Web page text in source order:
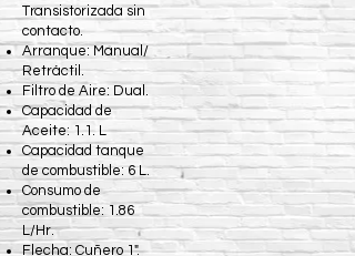
Transistorizada sin
contacto.
Arranque: Manual/
Retráctil.
Filtro de Aire: Dual.
Capacidad de
Aceite: 1.1. L
Capacidad tanque
de combustible: 6 L.
Consumo de
combustible: 1.86
L/Hr.
Flecha: Cuñero 1".